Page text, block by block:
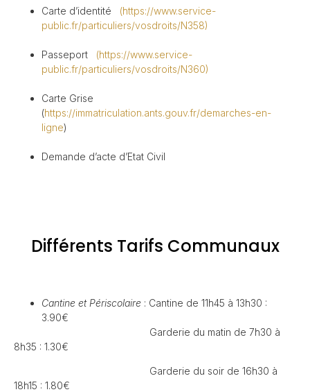
Carte d’identité (https://www.service-
public.fr/particuliers/vosdroits/N358)
Passeport (https://www.service-
public.fr/particuliers/vosdroits/N360)
Carte Grise
(https://immatriculation.ants.gouv.fr/demarches-en-
ligne)
Demande d’acte d’Etat Civil
Différents Tarifs Communaux
Cantine et Périscolaire : Cantine de 11h45 à 13h30 :
3.90€
Garderie du matin de 7h30 à
8h35 : 1.30€
Garderie du soir de 16h30 à
18h15 : 1.80€